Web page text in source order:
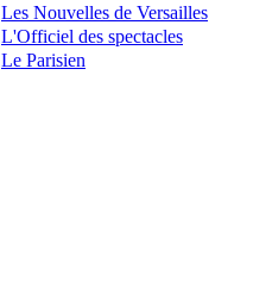
Les Nouvelles de Versailles
L'Officiel des spectacles
Le Parisien